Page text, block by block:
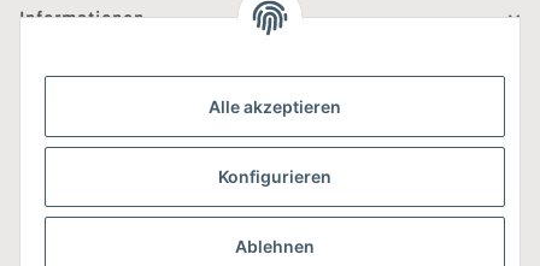
Alle akzeptieren
Konfigurieren
Ablehnen
Informationen
Gesetzliche Informationen
Was ist DesignEdit_?
Eine Online-Boutique für individuelles Design.
Ausgewählte Designer-Möbel und Accessoires, neue und
gebrauchte Designklassiker, die Entdeckung
unbekannter Manufakturen und Interior-Schätze aus